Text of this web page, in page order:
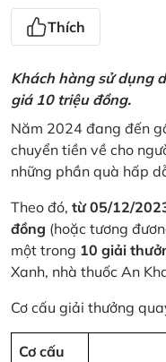
Thích
Khách hàng sử dụng
giá 10 triệu đồng.
Năm 2024 đang đến
chuyển tiền về cho
những phần quà hấp
Theo đó, từ 05/12/
đồng (hoặc tương
một trong 10 giải
Xanh, nhà thuốc An
Cơ cấu giải thưởng
Cơ cấu